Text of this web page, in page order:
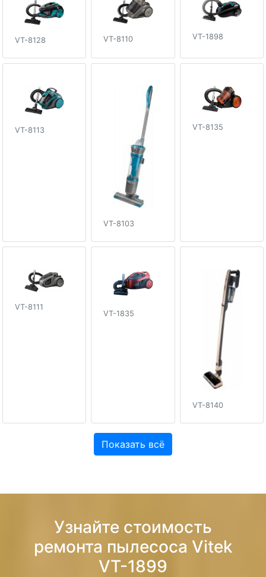
VT-8128 VT-8110 VT-1898
VT-8113
VT-8103
VT-8135
VT-8111
VT-1835
VT-8140
Показать всё
Узнайте стоимость
ремонта пылесоса Vitek
VT-1899